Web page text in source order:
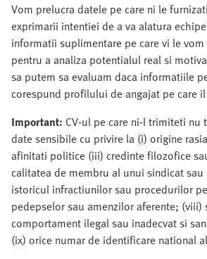
Vom prelucra datele pe care ni le
exprimarii intentiei de a va alatura
informatii suplimentare pe care vi le
pentru a analiza potentialul real si
sa putem sa evaluam daca informatiile
corespund profilului de angajat pe care
Important: CV-ul pe care ni-l trimiteti nu
date sensibile cu privire la (i) origine
afinitati politice (iii) credinte filozofice
calitatea de membru al unui sindicat
istoricul infractiunilor sau procedurilor
pedepselor sau amenzilor aferente; (viii)
comportament ilegal sau inadecvat si
(ix) orice numar de identificare national